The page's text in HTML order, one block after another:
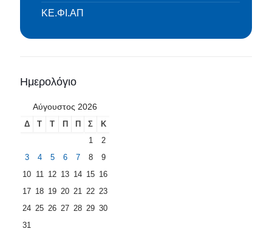
ΚΕ.ΦΙ.ΑΠ
Ημερολόγιο
Αύγουστος 2026
Δ Τ Τ Π Π Σ
Κ
1
2
3
4 5 6 7 8
9
10 11 12 13 14 15 16
17 18 19 20 21 22 23
24 25 26 27 28 29 30
31